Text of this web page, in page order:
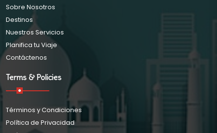
Sobre Nosotros
Destinos
Nuestros Servicios
Planifica tu Viaje
Contáctenos
Terms & Policies
Términos y Condiciones
Política de Privacidad